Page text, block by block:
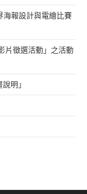
海報設計與電繪比賽
片徵選活動」之活動
明」